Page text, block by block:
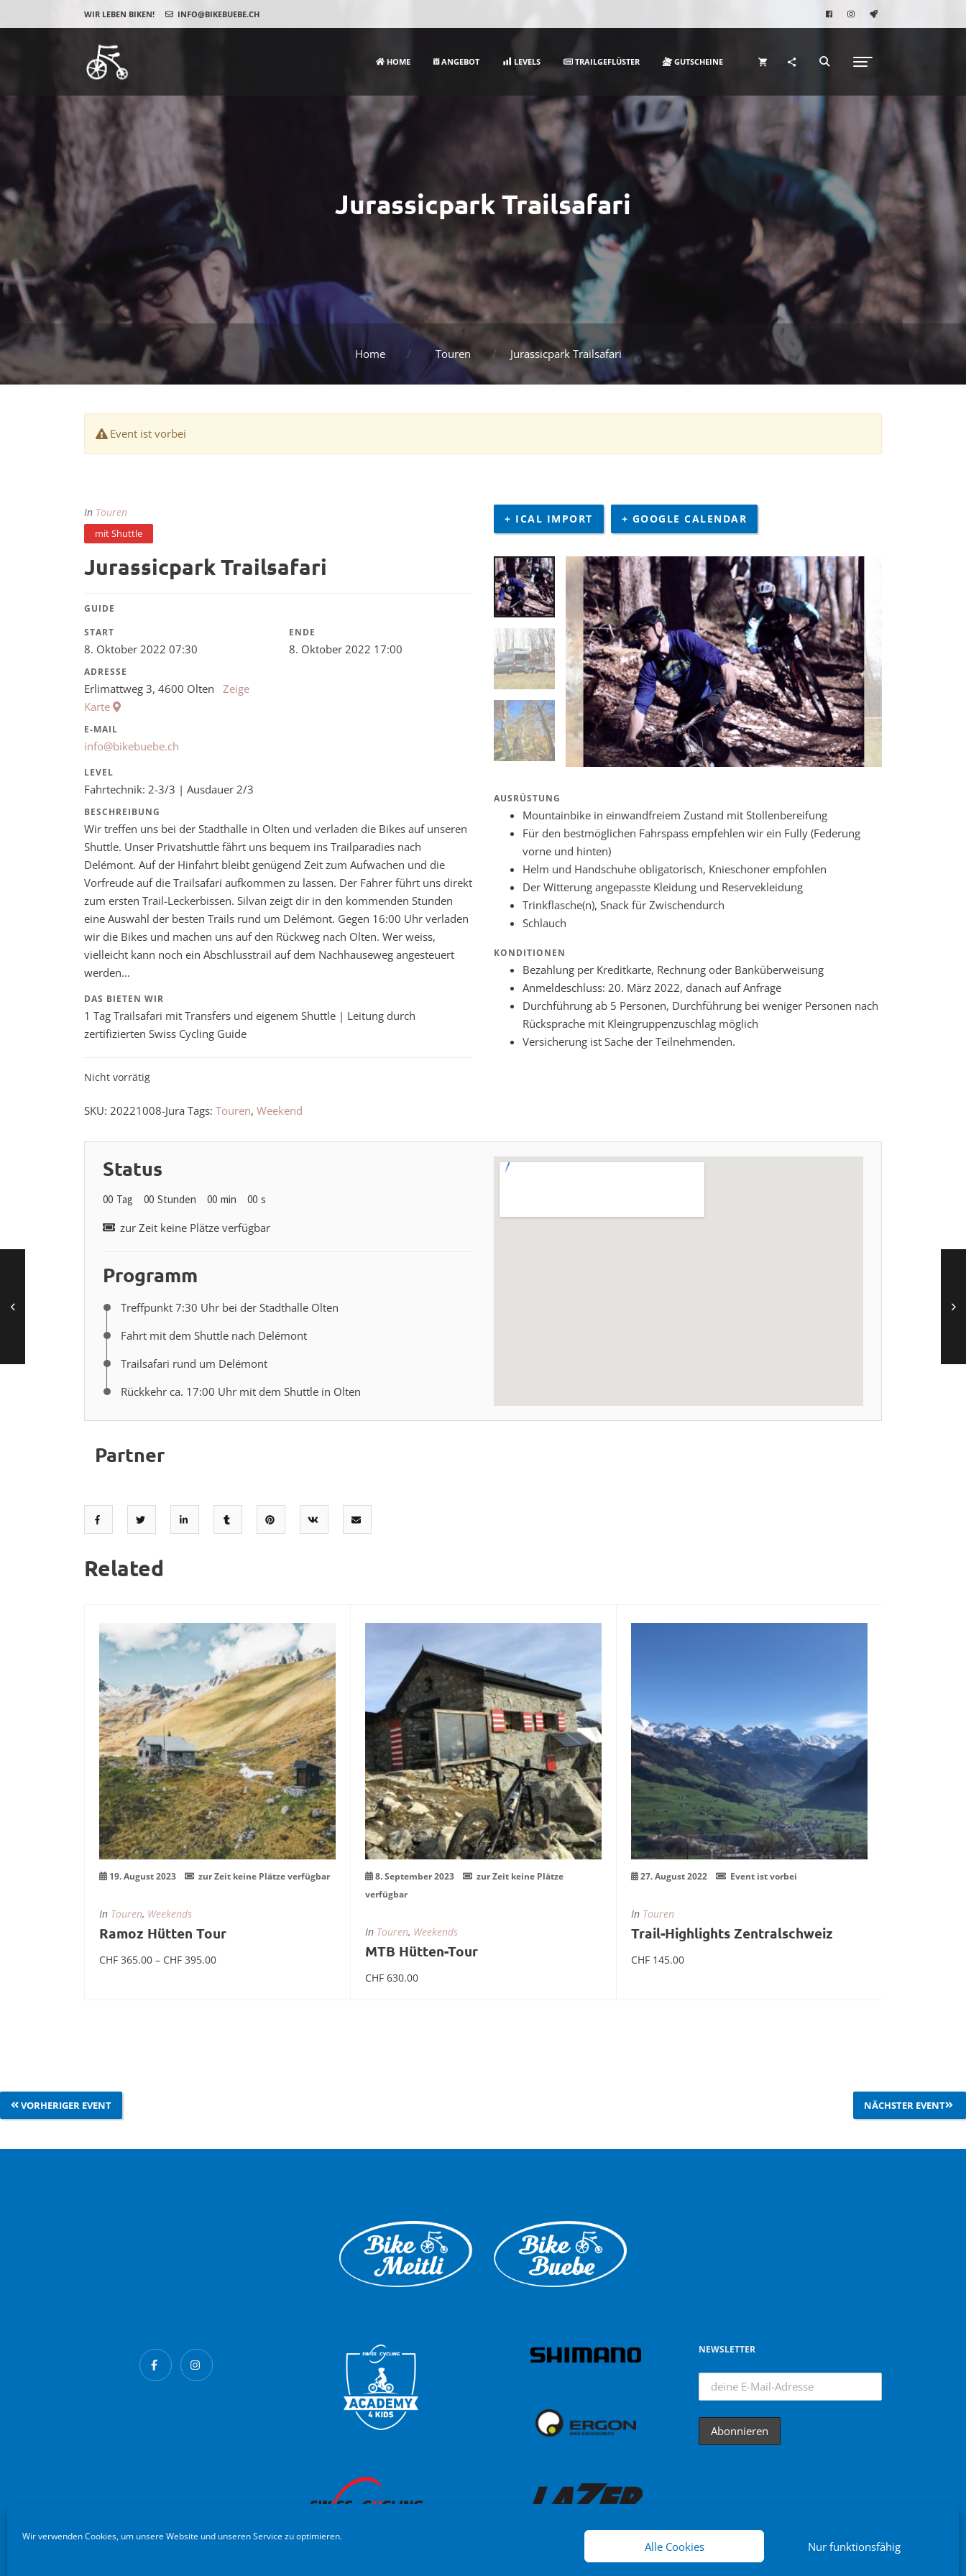
Wir verwenden Cookies, um unsere Website und unseren Service zu optimieren.
Alle Cookies Nur funktionsfähig
WIR LEBEN BIKEN! INFO@BIKEBUEBE.CH
HOME ANGEBOT LEVELS TRAILGEFLÜSTER GUTSCHEINE
Jurassicpark Trailsafari
Home Touren Jurassicpark Trailsafari
Event ist vorbei
In Touren
mit Shuttle
Jurassicpark Trailsafari
GUIDE
START
8. Oktober 2022 07:30
ENDE
8. Oktober 2022 17:00
ADRESSE
Erlimattweg 3, 4600 Olten Zeige
Karte
E-MAIL
info@bikebuebe.ch
LEVEL
Fahrtechnik: 2-3/3 | Ausdauer 2/3
BESCHREIBUNG
Wir treffen uns bei der Stadthalle in Olten und verladen die Bikes auf unseren
Shuttle. Unser Privatshuttle fährt uns bequem ins Trailparadies nach
Delémont. Auf der Hinfahrt bleibt genügend Zeit zum Aufwachen und die
Vorfreude auf die Trailsafari aufkommen zu lassen. Der Fahrer führt uns direkt
zum ersten Trail-Leckerbissen. Silvan zeigt dir in den kommenden Stunden
eine Auswahl der besten Trails rund um Delémont. Gegen 16:00 Uhr verladen
wir die Bikes und machen uns auf den Rückweg nach Olten. Wer weiss,
vielleicht kann noch ein Abschlusstrail auf dem Nachhauseweg angesteuert
werden...
DAS BIETEN WIR
1 Tag Trailsafari mit Transfers und eigenem Shuttle | Leitung durch
zertifizierten Swiss Cycling Guide
Nicht vorrätig
SKU: 20221008-Jura Tags: Touren, Weekend
+ ICAL IMPORT + GOOGLE CALENDAR
AUSRÜSTUNG
Mountainbike in einwandfreiem Zustand mit Stollenbereifung
Für den bestmöglichen Fahrspass empfehlen wir ein Fully (Federung
vorne und hinten)
Helm und Handschuhe obligatorisch, Knieschoner empfohlen
Der Witterung angepasste Kleidung und Reservekleidung
Trinkflasche(n), Snack für Zwischendurch
Schlauch
KONDITIONEN
Bezahlung per Kreditkarte, Rechnung oder Banküberweisung
Anmeldeschluss: 20. März 2022, danach auf Anfrage
Durchführung ab 5 Personen, Durchführung bei weniger Personen nach
Rücksprache mit Kleingruppenzuschlag möglich
Versicherung ist Sache der Teilnehmenden.
Status
00 Tag 00 Stunden 00 min 00 s
zur Zeit keine Plätze verfügbar
Programm
Treffpunkt 7:30 Uhr bei der Stadthalle Olten
Fahrt mit dem Shuttle nach Delémont
Trailsafari rund um Delémont
Rückkehr ca. 17:00 Uhr mit dem Shuttle in Olten
Partner
Related
8. September 2023
zur Zeit keine Plätze
verfügbar
In Touren, Weekends
MTB Hütten-Tour
CHF630.00
27. August 2022 Event ist vorbei
In Touren
Trail-Highlights Zentralschweiz
CHF145.00
19
Aug.
19. August 2023 zur Zeit keine Plätze verfügbar
In Touren, Weekends
Ramoz Hütten Tour
CHF 365.00 – CHF 395.00Preisspanne:
VORHERIGER EVENT NÄCHSTER EVENT
NEWSLETTER